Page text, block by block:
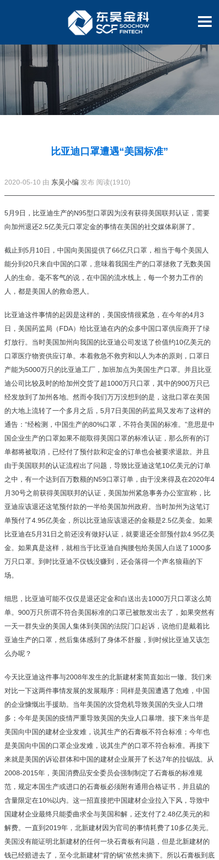
比亚迪口罩遭遇“美国标准”
2020-05-10 由 东吴小编 发布 阅读(1910)
5月9日，比亚迪生产的N95型口罩因为没有获得美国联邦认证，需要
向加州退还2.5亿美元口罩定金的事情在美国的社交媒体刷屏了。
截止到5月10日，中国向美国提供了66亿只口罩，相当于每个美国人
能分到20只来自中国的口罩，意味着我国生产的口罩拯救了无数美国
人的生命。毫不客气的说，在中国的流水线上，每一个努力工作的
人，都是美国人的救命恩人。
比亚迪这件事情的起因是这样的，美国疫情很紧急，在今年的4月3
日，美国药监局（FDA）给比亚迪在内的众多中国口罩供应商开了绿
灯放行。当时美国加州向我国的比亚迪公司发送了价值约10亿美元的
口罩医疗物资供应订单。本着救急不救穷和以人为本的原则，口罩日
产能为5000万只的比亚迪工厂，加班加点为美国生产口罩。并且比亚
迪公司比较及时的给加州交货了超1000万只口罩，其中的900万只已
经发放到了加州各地。然而令我们万万没想到的是，这批口罩在美国
的大地上流转了一个多月之后，5月7日美国的药监局又发布了这样的
通告：“经检测，中国生产的80%口罩，不符合美国的标准。”意思是中
国企业生产的口罩如果不能取得美国口罩的标准认证，那么所有的订
单都将被取消，已经付了预付款和定金的订单也会被要求退款。并且
由于美国联邦的认证流程出了问题，导致比亚迪这笔10亿美元的订单
之中，有一个达到百万数额的N59口罩订单，由于没来得及在2020年4
月30号之前获得美国联邦的认证，美国加州紧急事务办公室宣称，比
亚迪应该退还这笔预付款的一半给美国加州政府。当时加州为这笔订
单预付了4.95亿美金，所以比亚迪应该退还的金额是2.5亿美金。如果
比亚迪在5月31日之前还没有做好认证，就要退还全部预付款4.95亿美
金。如果真是这样，就相当于比亚迪自掏腰包给美国人白送了1000多
万只口罩。到时比亚迪不仅钱没赚到，还会落得一个声名狼藉的下
场。
细思，比亚迪可能不仅仅是退还定金和白送出去1000万只口罩这么简
单。900万只所谓不符合美国标准的口罩已被散发出去了，如果突然有
一天一群失业的美国人集体到美国的法院门口起诉，说他们是戴着比
亚迪生产的口罩，然后集体感到了身体不舒服，到时候比亚迪又该怎
么办呢？
今天比亚迪这件事与2008年发生的北新建材案简直如出一辙。我们来
对比一下这两件事情发展的发展顺序：同样是美国遭遇了危难，中国
的企业慷慨出手援助。当年美国的次贷危机导致美国的失业人口增
多；今年是美国的疫情严重导致美国的失业人口暴增。接下来当年是
美国向中国的建材企业发难，说其生产的石膏板不符合标准；今年也
是美国向中国的口罩企业发难，说其生产的口罩不符合标准。再接下
来就是美国的诉讼群体和中国的建材企业展开了长达7年的拉锯战。从
2008-2015年，美国消费品安全委员会强制制定了石膏板的标准规
范，规定本国生产或进口的石膏板必须附有通用合格证书，并且硫的
含量限定在10%以内。这一招直接把中国建材企业拉入下风，导致中
国建材企业最终只能委曲求全与美国和解，还支付了2.48亿美元的和
解费。一直到2019年，北新建材因为官司的事情耗费了10多亿美元。
美国没有能证明北新建材的任何一块石膏板有问题，但是北新建材的
钱已经赔进去了，至今北新建材“背的锅”依然未摘下。所以石膏板到底